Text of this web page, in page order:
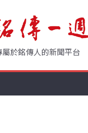
屬於銘傳人的新聞平台